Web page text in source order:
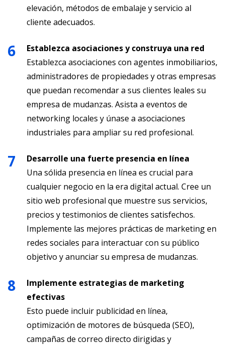
elevación, métodos de embalaje y servicio al
cliente adecuados.
Establezca asociaciones y construya una red
Establezca asociaciones con agentes inmobiliarios,
administradores de propiedades y otras empresas
que puedan recomendar a sus clientes leales su
empresa de mudanzas. Asista a eventos de
networking locales y únase a asociaciones
industriales para ampliar su red profesional.
Desarrolle una fuerte presencia en línea
Una sólida presencia en línea es crucial para
cualquier negocio en la era digital actual. Cree un
sitio web profesional que muestre sus servicios,
precios y testimonios de clientes satisfechos.
Implemente las mejores prácticas de marketing en
redes sociales para interactuar con su público
objetivo y anunciar su empresa de mudanzas.
Implemente estrategias de marketing
efectivas
Esto puede incluir publicidad en línea,
optimización de motores de búsqueda (SEO),
campañas de correo directo dirigidas y